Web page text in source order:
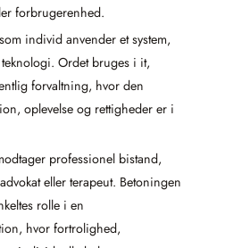
forbrugerenhed.
individ anvender et system,
Ordet bruges i it,
forvaltning, hvor den
oplevelse og rettigheder er i
professionel bistand,
eller terapeut. Betoningen
rolle i en
hvor fortrolighed,